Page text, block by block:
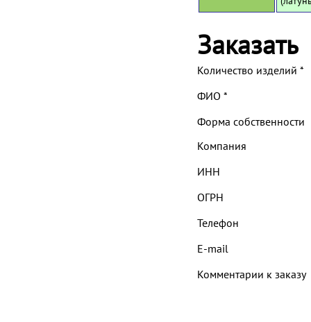
Заказать
Количество изделий *
ФИО *
Форма собственности
Компания
ИНН
ОГРН
Телефон
E-mail
Комментарии к заказу